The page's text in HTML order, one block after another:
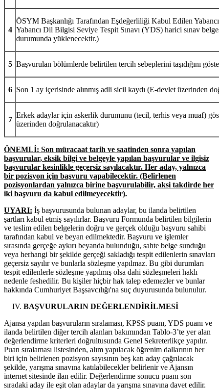
4
ÖSYM Başkanlığı Tarafından Eşdeğerliliği Kabul Edilen
Yabancı Dil Bilgisi Seviye Tespit Sınavı (YDS) harici sınav
durumunda yüklenecektir.)
5 Başvurulan bölümlerde belirtilen tercih sebeplerini taşıdığını
6 Son 1 ay içerisinde alınmış adli sicil kaydı (E-devlet üzerinden
7
Erkek adaylar için askerlik durumunu (tecil, terhis veya muaf)
üzerinden doğrulanacaktır)
ÖNEMLİ: Son müracaat tarih ve saatinden sonra yapılan
başvurular, eksik bilgi ve belgeyle yapılan başvurular ve ilgisiz
başvurular kesinlikle geçersiz sayılacaktır. Her aday, yalnızca
bir pozisyon için başvuru yapabilecektir. (Belirlenen
pozisyonlardan yalnızca birine başvurulabilir, aksi takdirde her
iki başvuru da kabul edilmeyecektir).
UYARI: İş başvurusunda bulunan adaylar, bu ilanda belirtilen
şartları kabul etmiş sayılırlar. Başvuru Formunda belirtilen bilgilerin
ve teslim edilen belgelerin doğru ve gerçek olduğu başvuru sahibi
tarafından kabul ve beyan edilmektedir. Başvuru ve işlemler
sırasında gerçeğe aykırı beyanda bulunduğu, sahte belge sunduğu
veya herhangi bir şekilde gerçeği sakladığı tespit edilenlerin sınavları
geçersiz sayılır ve bunlarla sözleşme yapılmaz. Bu gibi durumları
tespit edilenlerle sözleşme yapılmış olsa dahi sözleşmeleri haklı
nedenle feshedilir. Bu kişiler hiçbir hak talep edemezler ve bunlar
hakkında Cumhuriyet Başsavcılığı'na suç duyurusunda bulunulur.
BAŞVURULARIN DEĞERLENDİRİLMESİ
Ajansa yapılan başvuruların sıralaması, KPSS puanı, YDS puanı ve
ilanda belirtilen diğer tercih alanları bakımından Tablo-3’te yer alan
değerlendirme kriterleri doğrultusunda Genel Sekreterlikçe yapılır.
Puan sıralaması listesinden, alım yapılacak öğrenim dallarının her
biri için belirlenen pozisyon sayısının beş katı aday çağrılacak
şekilde, yarışma sınavına katılabilecekler belirlenir ve Ajansın
internet sitesinde ilan edilir. Değerlendirme sonucu puanı son
sıradaki aday ile eşit olan adaylar da yarışma sınavına davet edilir.